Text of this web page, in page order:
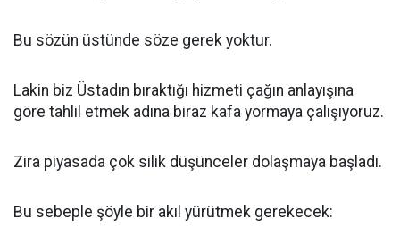
Bu sözün üstünde söze gerek yoktur.
Lakin biz Üstadın bıraktığı hizmeti çağın anlayışına
göre tahlil etmek adına biraz kafa yormaya çalışıyoruz.
Zira piyasada çok silik düşünceler dolaşmaya başladı.
Bu sebeple şöyle bir akıl yürütmek gerekecek: